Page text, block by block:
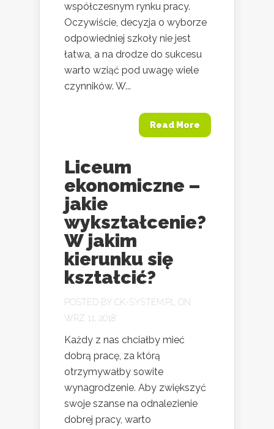
współczesnym rynku pracy.
Oczywiście, decyzja o wyborze
odpowiedniej szkoły nie jest
łatwa, a na drodze do sukcesu
warto wziąć pod uwagę wiele
czynników. W...
Read More
Liceum
ekonomiczne –
jakie
wykształcenie?
W jakim
kierunku się
kształcić?
POSTED BY CK-SYSTEM.PL ON
WRZ 11, 2018
Każdy z nas chciałby mieć
dobrą pracę, za którą
otrzymywałby sowite
wynagrodzenie. Aby zwiększyć
swoje szanse na odnalezienie
dobrej pracy, warto